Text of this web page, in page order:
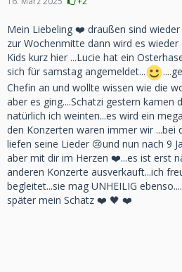
Mein Liebeling ❤️ draußen sind wieder
zur Wochenmitte dann wird es wieder
Kids kurz hier ...Lucie hat ein
sich für samstag angemeldet...
Chefin an und wollte wissen wie die
aber es ging....Schatzi gestern kamen
natürlich ich weinten...es wird ein
den Konzerten waren immer wir ...bei
liefen seine Lieder 😢und nun nach 9
aber mit dir im Herzen ❤️...es ist erst
anderen Konzerte ausverkauft...ich
begleitet...sie mag UNHEILIG
später mein Schatz ❤️ 🖤 ❤️